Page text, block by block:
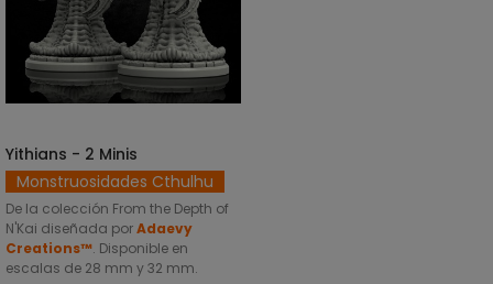
SELECCIONAR OPCIONES
Yithians - 2 Minis
Monstruosidades Cthulhu
De la colección From the Depth of
N'Kai diseñada porAdaevy
Creations™. Disponible en
escalas de 28 mm y 32 mm.